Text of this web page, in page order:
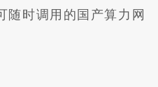
随时调用的国产算力网